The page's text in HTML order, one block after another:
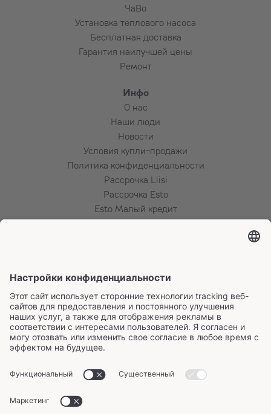
ЧаВо
Установка теплового насоса
Бесплатная доставка
Гарантия наилучшей цены
Ремонт
Инфо
О нас
Наши люди
Новости
Условия купли-продажи
Политика конфиденциальности
Рассрочка Liisi
Рассрочка Esto
Esto Малый кредит
Способы оплаты ESTO
Подпишитесь на информационный бюллетень
Сертификаты и способы оплаты